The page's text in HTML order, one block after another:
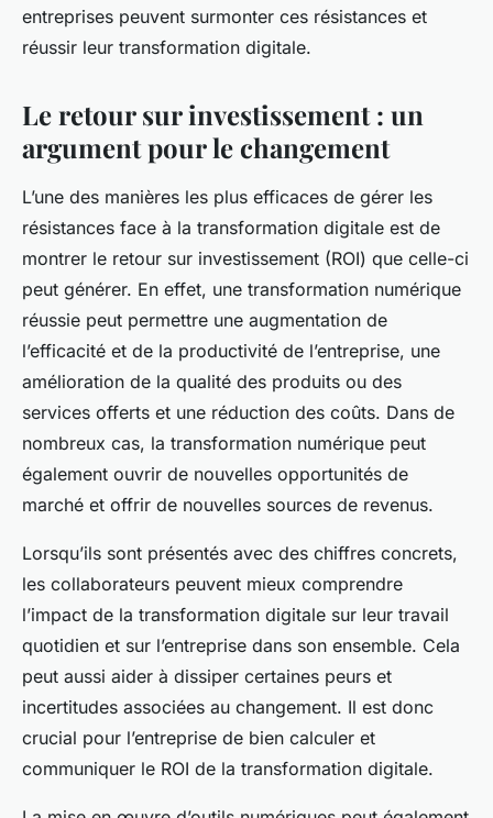
entreprises peuvent surmonter ces résistances et
réussir leur transformation digitale.
Le retour sur investissement : un
argument pour le changement
L’une des manières les plus efficaces de gérer les
résistances face à la transformation digitale est de
montrer le retour sur investissement (ROI) que celle-ci
peut générer. En effet, une transformation numérique
réussie peut permettre une augmentation de
l’efficacité et de la productivité de l’entreprise, une
amélioration de la qualité des produits ou des
services offerts et une réduction des coûts. Dans de
nombreux cas, la transformation numérique peut
également ouvrir de nouvelles opportunités de
marché et offrir de nouvelles sources de revenus.
Lorsqu’ils sont présentés avec des chiffres concrets,
les collaborateurs peuvent mieux comprendre
l’impact de la transformation digitale sur leur travail
quotidien et sur l’entreprise dans son ensemble. Cela
peut aussi aider à dissiper certaines peurs et
incertitudes associées au changement. Il est donc
crucial pour l’entreprise de bien calculer et
communiquer le ROI de la transformation digitale.